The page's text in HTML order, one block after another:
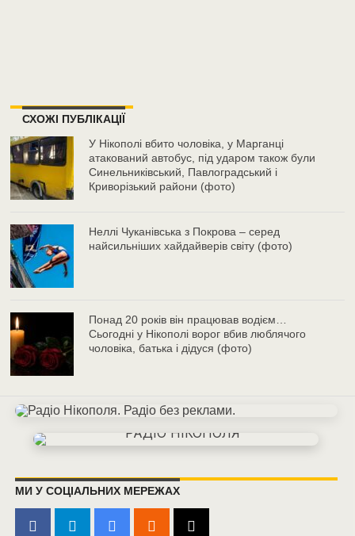
СХОЖІ ПУБЛІКАЦІЇ
У Нікополі вбито чоловіка, у Марганці
атакований автобус, під ударом також були
Синельниківський, Павлоградський і
Криворізький райони (фото)
Неллі Чуканівська з Покрова – серед
найсильніших хайдайверів світу (фото)
Понад 20 років він працював водієм…
Сьогодні у Нікополі ворог вбив люблячого
чоловіка, батька і дідуся (фото)
МИ У СОЦІАЛЬНИХ МЕРЕЖАХ